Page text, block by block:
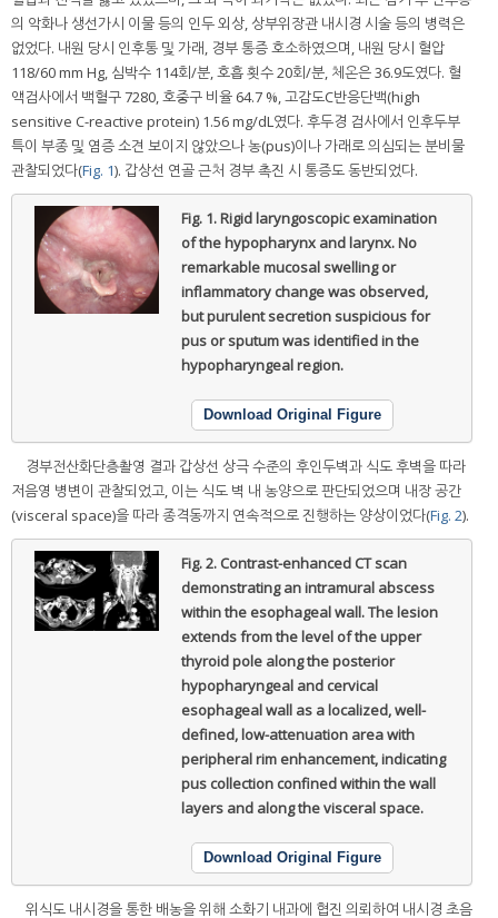
의 악화나 생선가시 이물 등의 인두 외상, 상부위장관 내시경 시술 등의 병력은
없었다. 내원 당시 인후통 및 가래, 경부 통증 호소하였으며, 내원 당시 혈압
118/60 mm Hg, 심박수 114회/분, 호흡 횟수 20회/분, 체온은 36.9도였다. 혈
액검사에서 백혈구 7280, 호중구 비율 64.7 %, 고감도C반응단백(high
sensitive C-reactive protein) 1.56 mg/dL였다. 후두경 검사에서 인후두부
특이 부종 및 염증 소견 보이지 않았으나 농(pus)이나 가래로 의심되는 분비물
관찰되었다(Fig. 1). 갑상선 연골 근처 경부 촉진 시 통증도 동반되었다.
Fig. 1.Rigid laryngoscopic examination
of the hypopharynx and larynx. No
remarkable mucosal swelling or
inflammatory change was observed,
but purulent secretion suspicious for
pus or sputum was identified in the
hypopharyngeal region.
Download Original Figure
경부전산화단층촬영 결과 갑상선 상극 수준의 후인두벽과 식도 후벽을 따라
저음영 병변이 관찰되었고, 이는 식도 벽 내 농양으로 판단되었으며 내장 공간
(visceral space)을 따라 종격동까지 연속적으로 진행하는 양상이었다(Fig. 2).
Fig. 2. Contrast-enhanced CT scan
demonstrating an intramural abscess
within the esophageal wall. The lesion
extends from the level of the upper
thyroid pole along the posterior
hypopharyngeal and cervical
esophageal wall as a localized, well-
defined, low-attenuation area with
peripheral rim enhancement, indicating
pus collection confined within the wall
layers and along the visceral space.
Download Original Figure
위식도 내시경을 통한 배농을 위해 소화기 내과에 협진 의뢰하여 내시경 초음